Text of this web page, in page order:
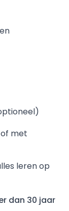
met
leren op
dan 30 jaar